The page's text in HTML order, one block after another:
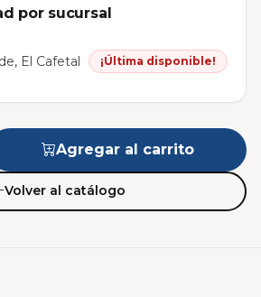
por sucursal
El Cafetal ¡Última disponible!
Agregar al carrito
Volver al catálogo